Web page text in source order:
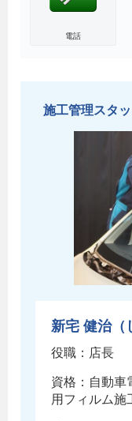
電話
施工管理スタ
新宅 健治（
役職：店長
資格：自動車
用フィルム施